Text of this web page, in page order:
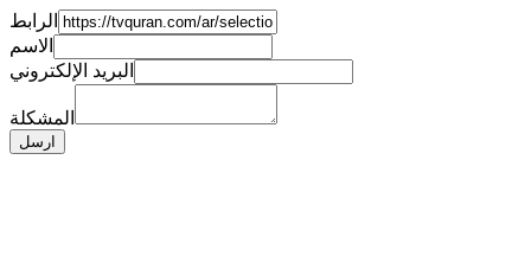
الرابط
الاسم
البريد الإلكتروني
المشكلة
ارسل